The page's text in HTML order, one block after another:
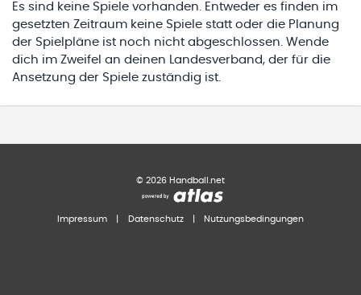
Es sind keine Spiele vorhanden. Entweder es finden im
gesetzten Zeitraum keine Spiele statt oder die Planung
der Spielpläne ist noch nicht abgeschlossen. Wende
dich im Zweifel an deinen Landesverband, der für die
Ansetzung der Spiele zuständig ist.
© 2026 Handball.net
Impressum Datenschutz Nutzungsbedingungen